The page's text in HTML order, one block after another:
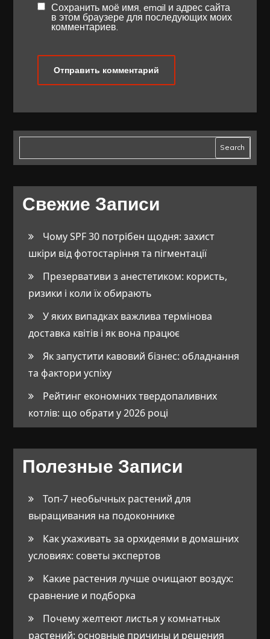
Сохранить моё имя, email и адрес сайта
в этом браузере для последующих моих
комментариев.
Search
Свежие Записи
Чому SPF 30 потрібен щодня: захист
шкіри від фотостаріння та пігментації
Презервативи з анестетиком: користь,
ризики і коли їх обирають
У яких випадках важлива термінова
доставка квітів і як вона працює
Як запустити кавовий бізнес: обладнання
та фактори успіху
Рейтинг економних твердопаливних
котлів: що обрати у 2026 році
Полезные Записи
Топ-7 необычных растений для
выращивания на подоконнике
Как ухаживать за орхидеями в домашних
условиях: советы экспертов
Какие растения лучше очищают воздух:
сравнение и подборка
Почему желтеют листья у комнатных
растений: основные причины и решения